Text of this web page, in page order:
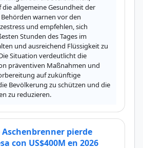
allgemeine Gesundheit der
warnen vor den
und empfehlen, sich
Stunden des Tages im
und ausreichend Flüssigkeit zu
Situation verdeutlicht die
präventiven Maßnahmen und
auf zukünftige
Bevölkerung zu schützen und die
zu reduzieren.
Aschenbrenner pierde
con US$400M en 2026